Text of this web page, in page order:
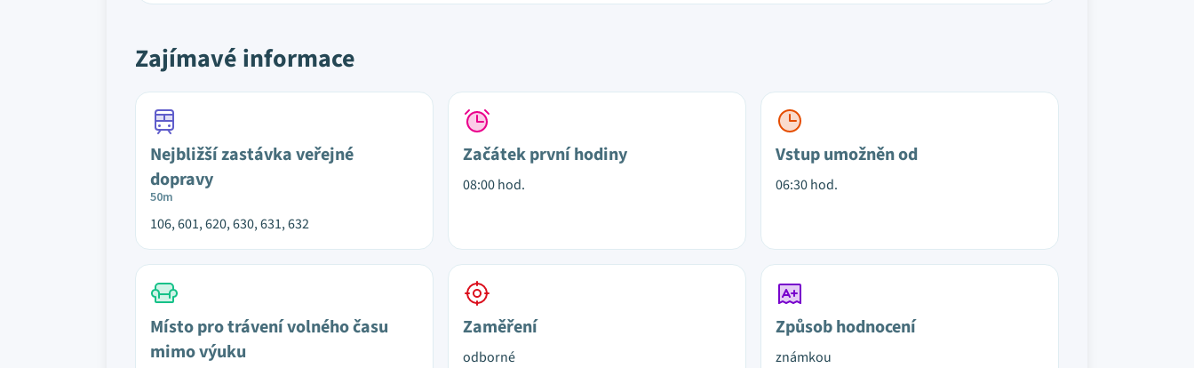
Zajímavé informace
Nejbližší zastávka veřejné
dopravy
50m
106, 601, 620, 630, 631, 632
Začátek první hodiny
08:00 hod.
Vstup umožněn od
06:30 hod.
Místo pro trávení volného času
mimo výuku
Zaměření
odborné
Způsob hodnocení
známkou